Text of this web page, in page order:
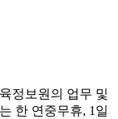
정보원의 업무 및
한 연중무휴, 1일